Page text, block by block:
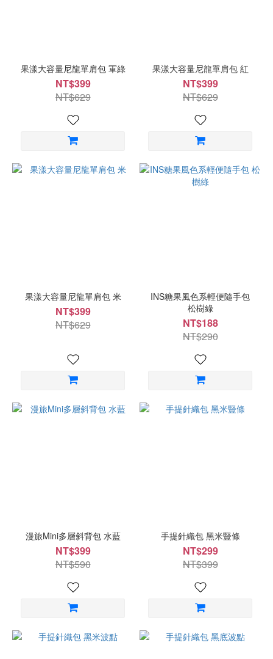
果漾大容量尼龍單肩包 軍綠
NT$399
NT$629
果漾大容量尼龍單肩包 紅
NT$399
NT$629
果漾大容量尼龍單肩包 米
NT$399
NT$629
INS糖果風色系輕便隨手包
松樹綠
NT$188
NT$290
漫旅Mini多層斜背包 水藍
NT$399
NT$590
手提針織包 黑米豎條
NT$299
NT$399